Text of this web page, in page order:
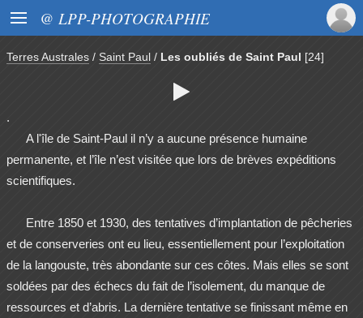
 @ LPP-PHOTOGRAPHIE
Terres Australes / Saint Paul / Les oubliés de Saint Paul [24]

.
A l'île de Saint-Paul il n’y a aucune présence humaine
permanente, et l’île n’est visitée que lors de brèves expéditions
scientifiques.
Entre 1850 et 1930, des tentatives d’implantation de pêcheries
et de conserveries ont eu lieu, essentiellement pour l’exploitation
de la langouste, très abondante sur ces côtes. Mais elles se sont
soldées par des échecs du fait de l’isolement, du manque de
ressources et d’abris. La dernière tentative se finissant même en